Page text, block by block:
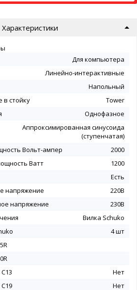
Характеристики
Для компьютера
Линейно-интерактивные
Напольный
в стойку
Tower
Однофазное
Аппроксимированная синусоида
(ступенчатая)
Вольт-ампер
2000
Ватт
1200
Есть
напряжение
220В
напряжение
230В
Вилка Schuko
4 шт
Нет
Нет